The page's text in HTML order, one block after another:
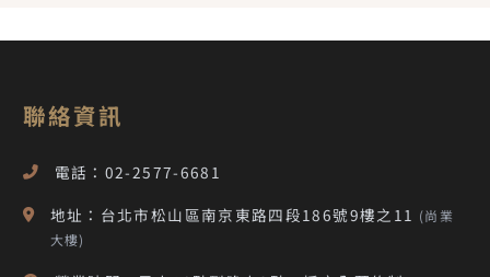
聯絡資訊
電話：02-2577-6681
地址：台北市松山區南京東路四段186號9樓之11 (尚業
大樓)